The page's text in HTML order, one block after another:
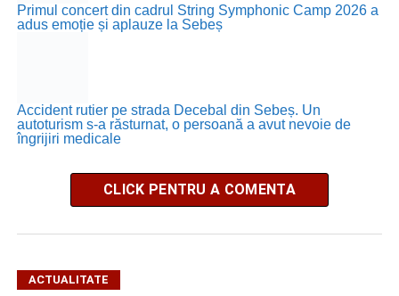
Primul concert din cadrul String Symphonic Camp 2026 a
adus emoție și aplauze la Sebeș
Accident rutier pe strada Decebal din Sebeș. Un
autoturism s-a răsturnat, o persoană a avut nevoie de
îngrijiri medicale
CLICK PENTRU A COMENTA
ACTUALITATE